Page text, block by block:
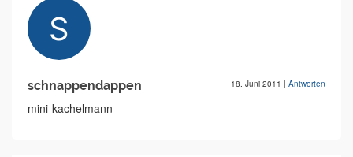
schnappendappen 18. Juni 2011 | Antworten
mini-kachelmann